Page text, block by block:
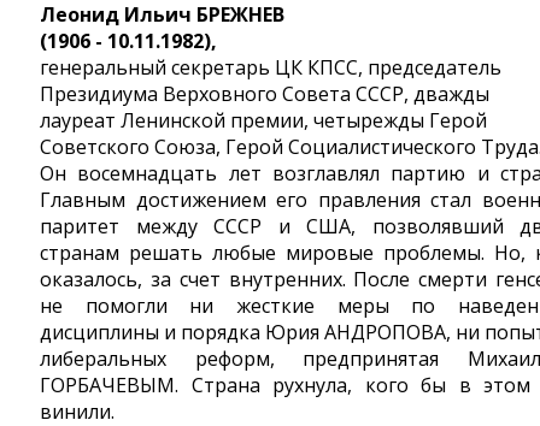
Леонид Ильич БРЕЖНЕВ
(1906 - 10.11.1982),
генеральный секретарь ЦК КПСС, председатель
Президиума Верховного Совета СССР, дважды
лауреат Ленинской премии, четырежды Герой
Советского Союза, Герой Социалистического
Он восемнадцать лет возглавлял партию и
Главным достижением его правления стал
паритет между СССР и США, позволявший
странам решать любые мировые проблемы. Но,
оказалось, за счет внутренних. После смерти
не помогли ни жесткие меры по
дисциплины и порядка Юрия АНДРОПОВА, ни
либеральных реформ, предпринятая
ГОРБАЧЕВЫМ. Страна рухнула, кого бы в
винили.